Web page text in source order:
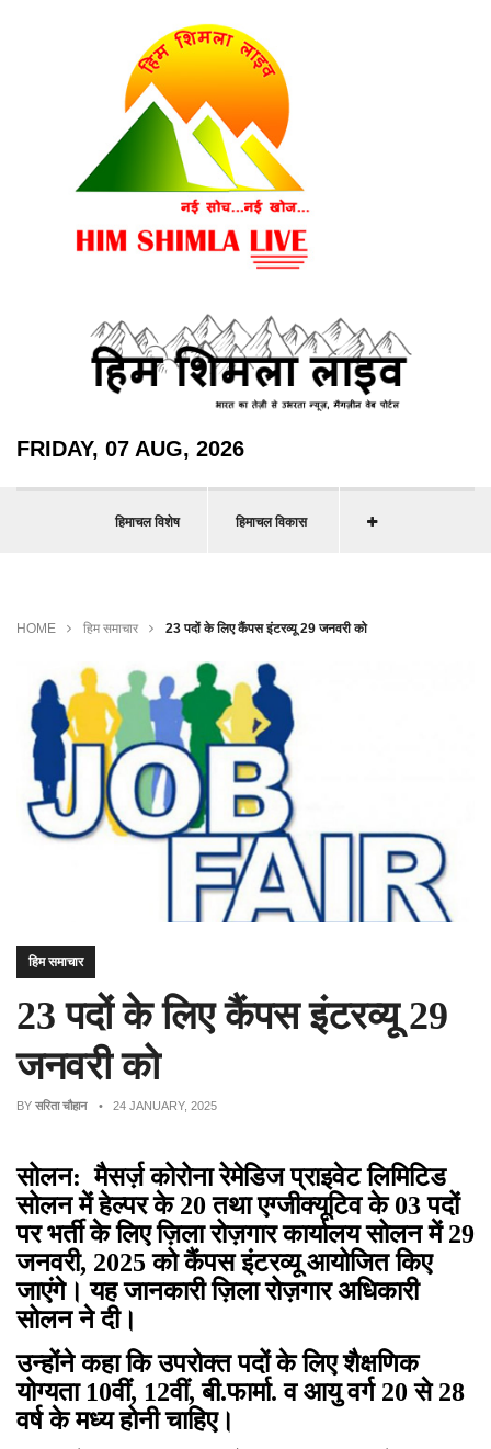
FRIDAY, 07 AUG, 2026
हिमाचल विशेष हिमाचल विकास
HOME हिम समाचार 23 पदों के लिए कैंपस इंटरव्यू 29 जनवरी को
हिम समाचार
23 पदों के लिए कैंपस इंटरव्यू 29
जनवरी को
BY सरिता चौहान • 24 JANUARY, 2025
सोलन: मैसर्ज़ कोरोना रेमेडिज प्राइवेट लिमिटिड
सोलन में हेल्पर के 20 तथा एग्जीक्यूटिव के 03 पदों
पर भर्ती के लिए ज़िला रोज़गार कार्यालय सोलन में 29
जनवरी, 2025 को कैंपस इंटरव्यू आयोजित किए
जाएंगे। यह जानकारी ज़िला रोज़गार अधिकारी
सोलन ने दी।
उन्होंने कहा कि उपरोक्त पदों के लिए शैक्षणिक
योग्यता 10वीं, 12वीं, बी.फार्मा. व आयु वर्ग 20 से 28
वर्ष के मध्य होनी चाहिए।